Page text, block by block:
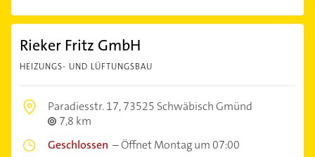
Rieker Fritz GmbH
HEIZUNGS- UND LÜFTUNGSBAU
Paradiesstr. 17,73525 Schwäbisch Gmünd
7,8 km
Geschlossen –Öffnet Montag um 07:00